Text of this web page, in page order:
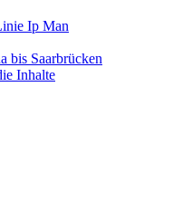
Ip Man
bis Saarbrücken
Inhalte